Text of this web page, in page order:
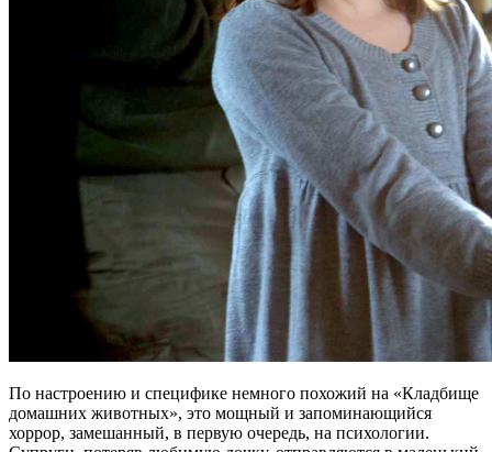
По настроению и специфике немного похожий на «Кладбище
домашних животных», это мощный и запоминающийся
хоррор, замешанный, в первую очередь, на психологии.